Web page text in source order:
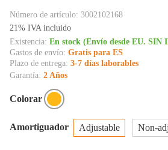
Número de artículo: 3002102168
21% IVA incluido
Existencia: En stock (Envío desde EU. SIN
Gastos de envío: Gratis para ES
Plazo de entrega: 3-7 días laborables
Garantía: 2 Años
Colorar
Amortiguador Adjustable Non-